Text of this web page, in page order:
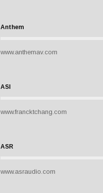
Anthem
www.anthemav.com
ASI
www.francktchang.com
ASR
www.asraudio.com